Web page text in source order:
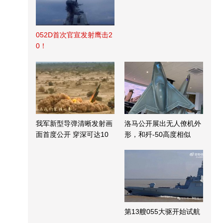
052D首次官宣发射鹰击2
0！
我军新型导弹清晰发射画
面首度公开 穿深可达10
洛马公开展出无人僚机外
形，和歼-50高度相似
第13艘055大驱开始试航